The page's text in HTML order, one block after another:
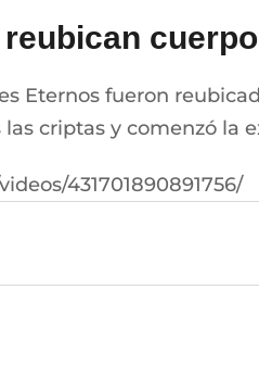
Eternos fueron
criptas y comenzó la
431701890891756/